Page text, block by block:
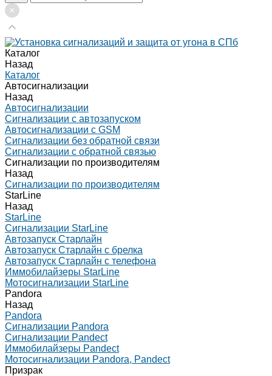
Каталог
Назад
Каталог
Автосигнализации
Назад
Автосигнализации
Сигнализации с автозапуском
Автосигнализации с GSM
Сигнализации без обратной связи
Сигнализации с обратной связью
Сигнализации по производителям
Назад
Сигнализации по производителям
StarLine
Назад
StarLine
Сигнализации StarLine
Автозапуск Старлайн
Автозапуск Старлайн с брелка
Автозапуск Старлайн с телефона
Иммобилайзеры StarLine
Мотосигнализации StarLine
Pandora
Назад
Pandora
Сигнализации Pandora
Сигнализации Pandect
Иммобилайзеры Pandect
Мотосигнализации Pandora, Pandect
Призрак